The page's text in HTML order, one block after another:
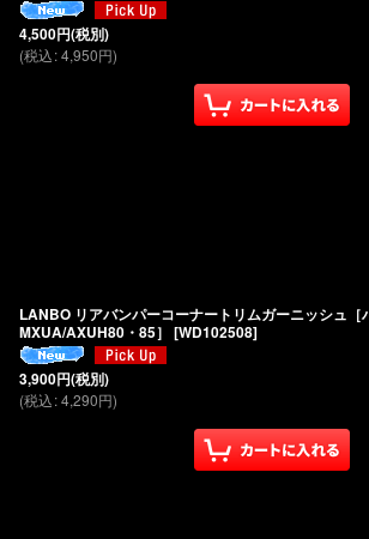
4,500円(税別)
(税込:4,950円)
LANBO リアバンパーコーナートリムガーニッシュ［
MXUA/AXUH80・85］ [WD102508]
3,900円(税別)
(税込:4,290円)